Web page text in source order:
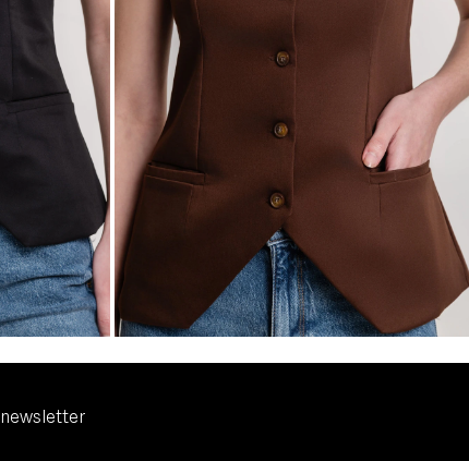
R$397,00
sem juros
G GG
newsletter